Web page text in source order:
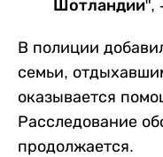
Шотландии",
В полиции
семьи,
оказывается
Расследование
продолжается.